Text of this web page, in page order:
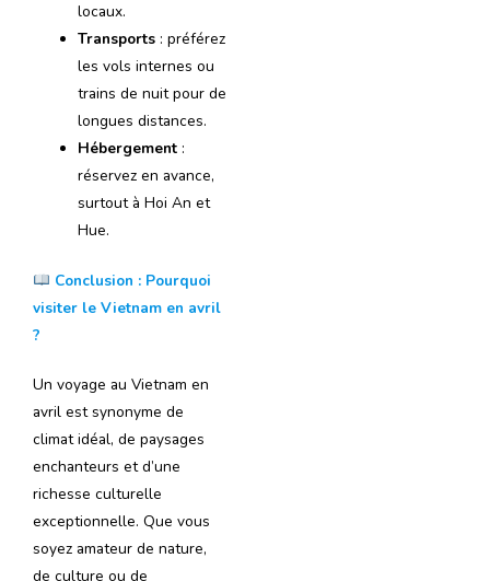
locaux.
Transports : préférez
les vols internes ou
trains de nuit pour de
longues distances.
Hébergement :
réservez en avance,
surtout à Hoi An et
Hue.
Conclusion : Pourquoi
visiter le Vietnam en avril
?
Un voyage au Vietnam en
avril est synonyme de
climat idéal, de paysages
enchanteurs et d’une
richesse culturelle
exceptionnelle. Que vous
soyez amateur de nature,
de culture ou de